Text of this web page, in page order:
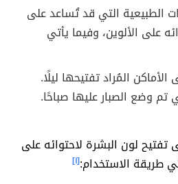
الطبيعية التي قد تُساعد على
على الألوين، وفيما يأتي
المُراد تفتيحها ليلًا.
تم وضع الصبار عليها صباحًا.
تفتيح لون البشرة لاحتوائه على
طريقة الاستخدام:[١]